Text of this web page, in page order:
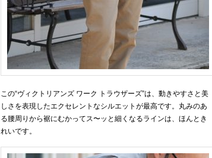
この“ヴィクトリアンズ ワーク トラウザーズ”は、動きやすさと美
しさを表現したエクセレントなシルエットが最高です。丸みのあ
る腰周りから裾にむかってス〜ッと細くなるラインは、ほんとき
れいです。